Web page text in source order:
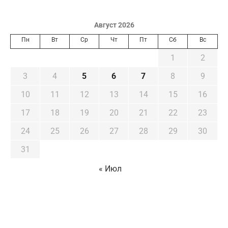
Август 2026
Пн Вт Ср Чт Пт Сб Вс
1
2
3
4 5 6 7 8
9
10
11 12 13 14 15
16
17
18 19 20 21 22
23
24
25 26 27 28 29
30
31
« Июл